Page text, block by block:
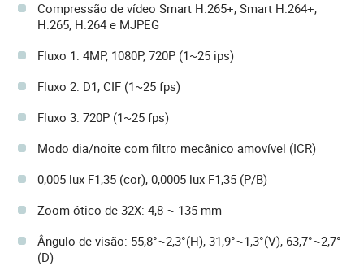
Compressão de vídeo Smart H.265+, Smart H.264+,
H.265, H.264 e MJPEG
Fluxo 1: 4MP, 1080P, 720P (1~25 ips)
Fluxo 2: D1, CIF (1~25 fps)
Fluxo 3: 720P (1~25 fps)
Modo dia/noite com filtro mecânico amovível (ICR)
0,005 lux F1,35 (cor), 0,0005 lux F1,35 (P/B)
Zoom ótico de 32X: 4,8 ~ 135 mm
Ângulo de visão: 55,8°~2,3°(H), 31,9°~1,3°(V), 63,7°~2,7°
(D)